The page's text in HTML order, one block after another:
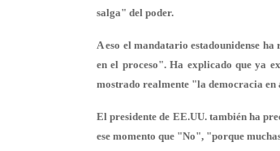
salga" del poder.
A eso el mandatario estadounidense ha
en el proceso". Ha explicado que ya
mostrado realmente "la democracia en
El presidente de EE.UU. también ha
ese momento que "No", "porque